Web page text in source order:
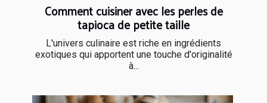
Comment cuisiner avec les perles de
tapioca de petite taille
L'univers culinaire est riche en ingrédients
exotiques qui apportent une touche d'originalité
à...